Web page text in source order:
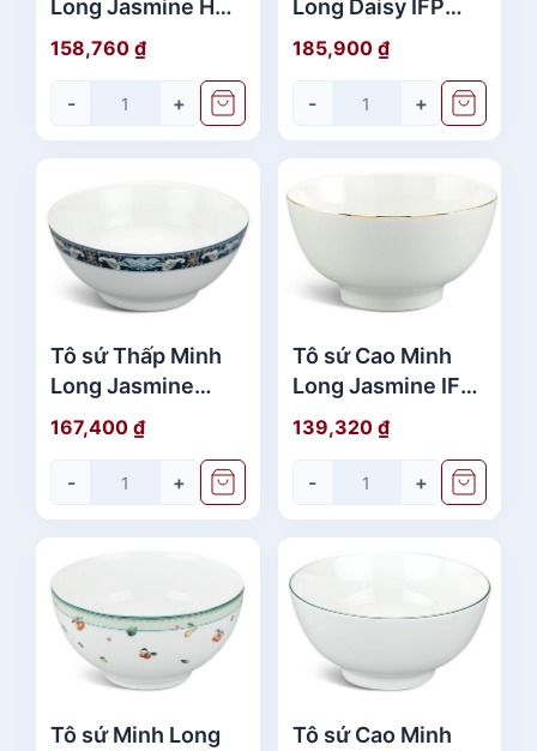
Long Jasmine Hoa
May Mắn 20cm
158,760 ₫
- +
Long Daisy IFP
Viền Chỉ Vàng
20cm
185,900 ₫
- +
Tô sứ Thấp Minh
Long Jasmine
Phúc Lộc Thọ
20cm
167,400 ₫
- +
Tô sứ Cao Minh
Long Jasmine IFP
Viền Chỉ Vàng
15cm
139,320 ₫
- +
Tô sứ Minh Long
Tô sứ Cao Minh